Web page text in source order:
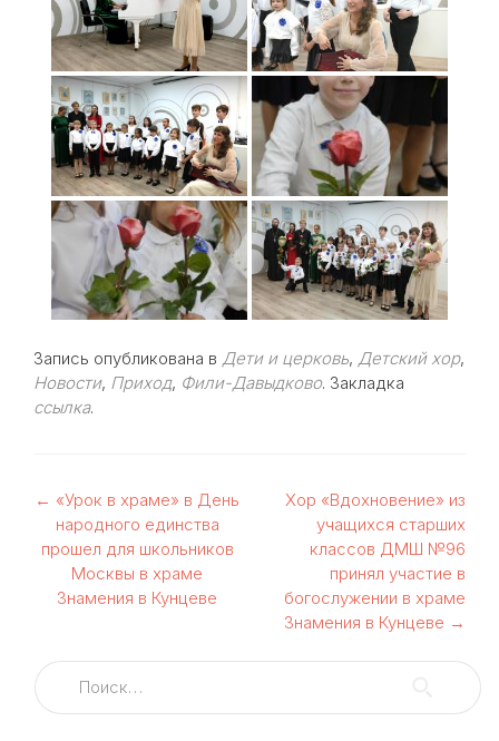
Запись опубликована в Дети и церковь, Детский хор,
Новости, Приход, Фили-Давыдково. Закладка
ссылка.
Навигация
по
записям
← «Урок в храме» в День
народного единства
прошел для школьников
Москвы в храме
Знамения в Кунцеве
Хор «Вдохновение» из
учащихся старших
классов ДМШ №96
принял участие в
богослужении в храме
Знамения в Кунцеве →
Найти: